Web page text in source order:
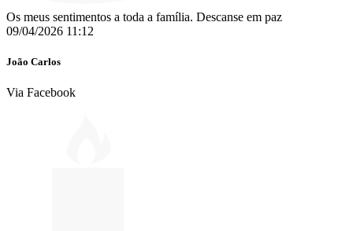
Os meus sentimentos a toda a família. Descanse em paz
09/04/2026 11:12
João Carlos
Via Facebook